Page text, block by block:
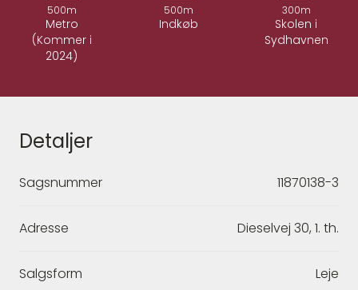
500m
Metro
(Kommer i
2024)
500m
Indkøb
300m
Skolen i
Sydhavnen
Detaljer
Sagsnummer 11870138-3
Adresse Dieselvej 30, 1. th.
Salgsform Leje